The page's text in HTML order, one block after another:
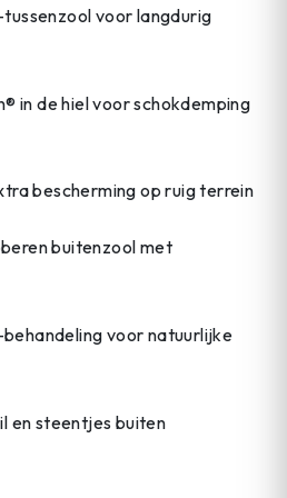
voor langdurig
in de hiel voor schokdemping
bescherming op ruig terrein
buitenzool met
voor natuurlijke
en steentjes buiten